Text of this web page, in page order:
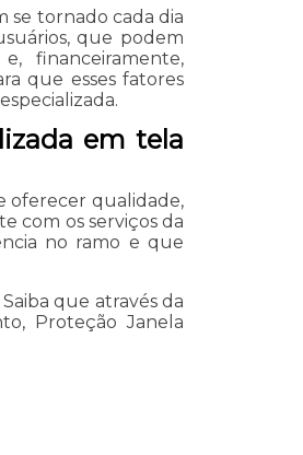
se tornado cada dia
que podem
financeiramente,
que esses fatores
em tela
oferecer qualidade,
com os serviços da
no ramo e que
que através da
Proteção Janela